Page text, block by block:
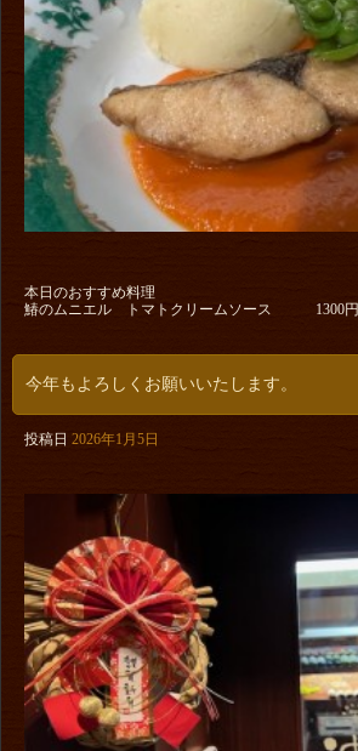
本日のおすすめ料理
鰆のムニエル トマトクリームソース 1300円
今年もよろしくお願いいたします。
投稿日 2026年1月5日